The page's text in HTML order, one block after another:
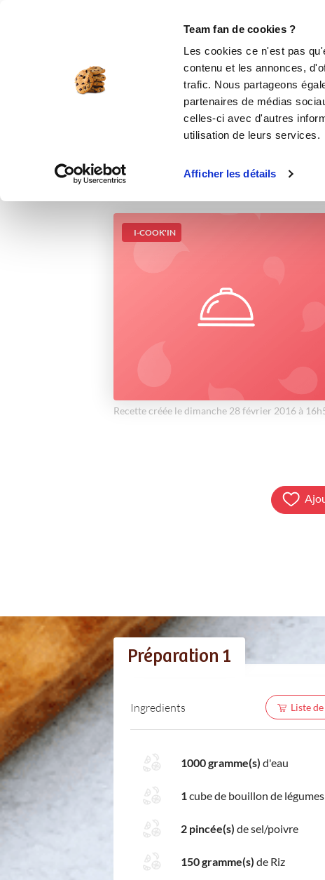
Team fan de cookies ?
Les cookies ce n'est pas
contenu et les annonces,
trafic. Nous partageons
partenaires de médias
celles-ci avec d'autres
utilisation de leurs services.
Afficher les détails
I-COOK'IN
Recette créée le dimanche 28 février 2016 à
Préparation 1
Ingredients Liste
1000 gramme(s) d'eau
1 cube de bouillon de légumes
2 pincée(s) de sel/poivre
150 gramme(s) de Riz